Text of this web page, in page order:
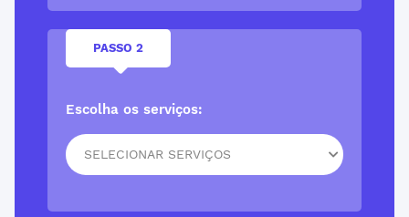
PASSO 2
Escolha os serviços:
SELECIONAR SERVIÇOS